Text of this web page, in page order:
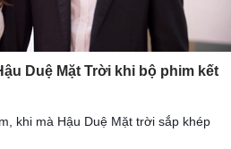
Duệ Mặt Trời khi bộ phim kết
khi mà Hậu Duệ Mặt trời sắp khép